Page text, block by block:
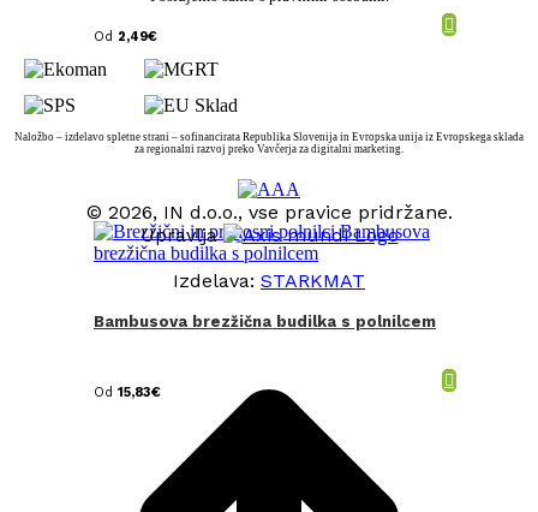
Od 2,49€
Bambusova brezžična budilka s polnilcem
Od 15,83€
Naložbo – izdelavo spletne strani – sofinancirata Republika Slovenija in Evropska unija iz Evropskega sklada
za regionalni razvoj preko Vavčerja za digitalni marketing.
© 2026, IN d.o.o., vse pravice pridržane.
Upravlja
Izdelava: STARKMAT